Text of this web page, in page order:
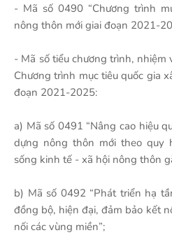
- Mã số 0490 “Chương trình
nông thôn mới giai đoạn 2021-
- Mã số tiểu chương trình,
Chương trình mục tiêu quốc gia
đoạn 2021-2025:
a) Mã số 0491 “Nâng cao hiệu
dựng nông thôn mới theo quy
sống kinh tế - xã hội nông thôn
b) Mã số 0492 “Phát triển hạ
đồng bộ, hiện đại, đảm bảo kết
nối các vùng miền”;